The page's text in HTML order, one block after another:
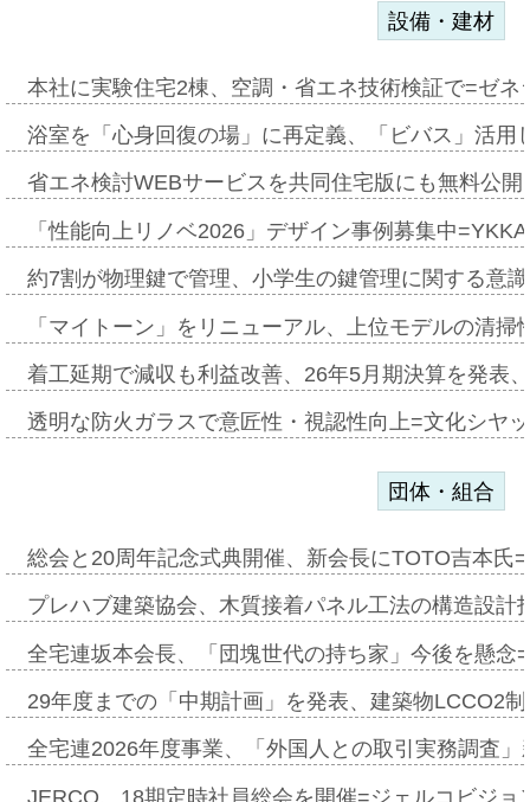
設備・建材
本社に実験住宅2棟、空調・省エネ技術検証で=ゼ
浴室を「心身回復の場」に再定義、「ビバス」活
省エネ検討WEBサービスを共同住宅版にも無料公
「性能向上リノベ2026」デザイン事例募集中
約7割が物理鍵で管理、小学生の鍵管理に関する意
「マイトーン」をリニューアル、上位モデルの清
着工延期で減収も利益改善、26年5月期決算を発表
透明な防火ガラスで意匠性・視認性向上=文化シヤ
団体・組合
総会と20周年記念式典開催、新会長にTOTO吉本氏
プレハブ建築協会、木質接着パネル工法の構造設
全宅連坂本会長、「団塊世代の持ち家」今後を懸
29年度までの「中期計画」を発表、建築物LCCO2
全宅連2026年度事業、「外国人との取引実務調査
JERCO、18期定時社員総会を開催=ジェルコビジ